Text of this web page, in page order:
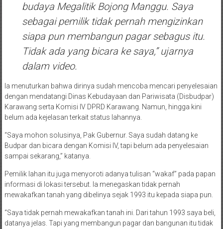
budaya Megalitik Bojong Manggu. Saya
sebagai pemilik tidak pernah mengizinkan
siapa pun membangun pagar sebagus itu.
Tidak ada yang bicara ke saya,” ujarnya
dalam video.
Ia menuturkan bahwa dirinya sudah mencoba mencari penyelesaian
dengan mendatangi Dinas Kebudayaan dan Pariwisata (Disbudpar)
Karawang serta Komisi IV DPRD Karawang. Namun, hingga kini
belum ada kejelasan terkait status lahannya.
“Saya mohon solusinya, Pak Gubernur. Saya sudah datang ke
Budpar dan bicara dengan Komisi IV, tapi belum ada penyelesaian
sampai sekarang,” katanya.
Pemilik lahan itu juga menyoroti adanya tulisan “wakaf” pada papan
informasi di lokasi tersebut. Ia menegaskan tidak pernah
mewakafkan tanah yang dibelinya sejak 1993 itu kepada siapa pun.
“Saya tidak pernah mewakafkan tanah ini. Dari tahun 1993 saya beli,
datanya jelas. Tapi yang membangun pagar dan bangunan itu tidak